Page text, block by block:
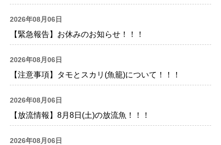
2026年08月06日
【緊急報告】お休みのお知らせ！！！
2026年08月06日
【注意事項】タモとスカリ(魚籠)について！！！
2026年08月06日
【放流情報】8月8日(土)の放流魚！！！
2026年08月06日